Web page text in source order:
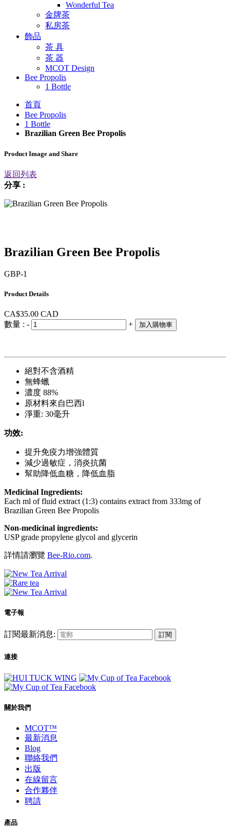
Wonderful Tea
金牌茶
私房茶
飾品
茶 具
茶 器
MCOT Design
Bee Propolis
1 Bottle
首頁
Bee Propolis
1 Bottle
Brazilian Green Bee Propolis
Product Image and Share
返回列表
分享 :
Brazilian Green Bee Propolis
GBP-1
Product Details
CA$35.00 CAD
數量 : - + 加入購物車
絕對不含酒精
無蜂蠟
濃度 88%
原材料來自巴西l
淨重: 30毫升
功效:
提升免疫力增強體質
減少過敏症，消炎抗菌
幫助降低血糖，降低血脂
Medicinal Ingredients:
Each ml of fluid extract (1:3) contains extract from 333mg of
Brazilian Green Bee Propolis
Non-medicinal ingredients:
USP grade propylene glycol and glycerin
詳情請瀏覽 Bee-Rio.com.
電子報
訂閱最新消息: 訂閱
連接
關於我們
MCOT™
最新消息
Blog
聯絡我們
出版
在線留言
合作夥伴
聘請
產品